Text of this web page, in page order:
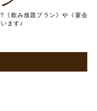
《飲み放題プラン》や《宴会
ます♪